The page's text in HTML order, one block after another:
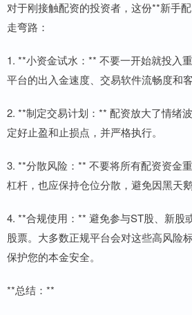
对于刚接触配资的投资者，这份**新手
走弯路：
1. **小资金试水：** 不要一开始就投入
平台的出入金速度、交易软件流畅度和客
2. **制定交易计划：** 配资放大了情绪
定好止盈和止损点，并严格执行。
3. **分散风险：** 不要将所有配资资金
杠杆，也应保持仓位分散，避免因黑天
4. **合规使用：** 避免参与ST股、新股
股票。大多数正规平台会对这些高风险
保护您的本金安全。
**总结：**